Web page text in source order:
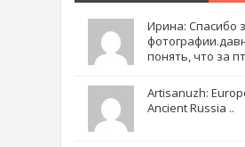
Ирина: Спасибо
понять, что за
Artisanuzh:
Ancient Russia ..